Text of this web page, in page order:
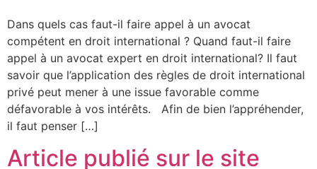
Dans quels cas faut-il faire appel à un avocat
compétent en droit international ? Quand faut-il faire
appel à un avocat expert en droit international? Il faut
savoir que l’application des règles de droit international
privé peut mener à une issue favorable comme
défavorable à vos intérêts. Afin de bien l’appréhender,
il faut penser […]
Article publié sur le site